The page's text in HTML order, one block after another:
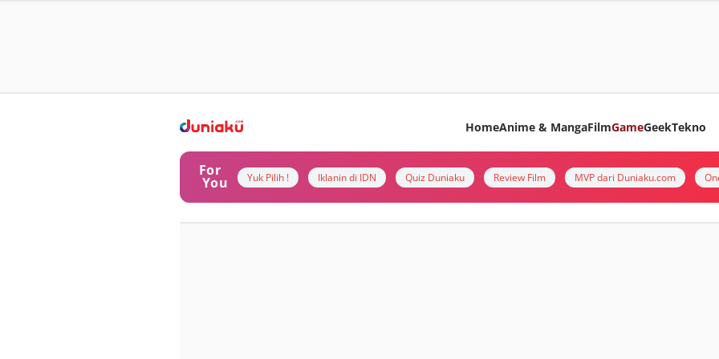
HomeAnime & MangaFilmGameGeekTekno
For
You Yuk Pilih ! Iklanin di IDN Quiz Duniaku Review Film MVP dari Duniaku.com